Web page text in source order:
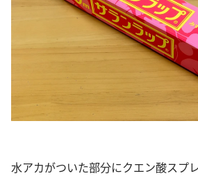
水アカがついた部分にクエン酸スプ